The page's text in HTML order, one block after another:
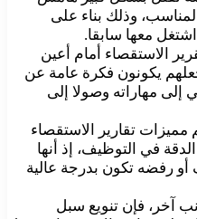
وذلك بناء على
معها سابقا.
الاستقصاء أمام أعين
يكونون فكرة عامة عن
مهاراته وصولا إلى
مميزات تقارير الاستقصاء
في التوظيف، إذ أنها
رفضه تكون بدرجة عالية
آخر، فإن تنويع سبل